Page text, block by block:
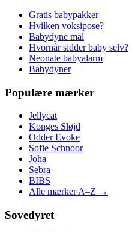
Gratis babypakker
Hvilken voksipose?
Babydyne mål
Hvornår sidder baby selv?
Neonate babyalarm
Babydyner
Populære mærker
Jellycat
Konges Sløjd
Odder Evoke
Sofie Schnoor
Joha
Sebra
BIBS
Alle mærker A–Z →
Sovedyret